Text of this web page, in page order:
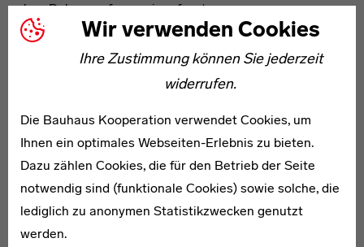
Wir verwenden Cookies
Ihre Zustimmung können Sie jederzeit
widerrufen.
Die Bauhaus Kooperation verwendet Cookies, um
Ihnen ein optimales Webseiten-Erlebnis zu bieten.
Dazu zählen Cookies, die für den Betrieb der Seite
notwendig sind (funktionale Cookies) sowie solche, die
lediglich zu anonymen Statistikzwecken genutzt
werden.
ohne Dehnungsfugen eingefasst.
Die große transparente Halle steht in der Tradition von
Bauten wie dem für die Weltausstellung 1851 in London
entstandenen Kristallpalast von Joseph Paxton.
Mit dem Rückgriff auf Messehallenbau-Motive aus dem
19. Jahrhundert nahmen die Architekten auf die
historische Bedeutung des Messestandorts Leipzig
Bezug. Gleichzeitig symbolisiert der imposante Bogen,
der bautechnisch und auch bauphysikalisch neue
Maßstäbe setzte, mit seinem Brückenschlag auch das